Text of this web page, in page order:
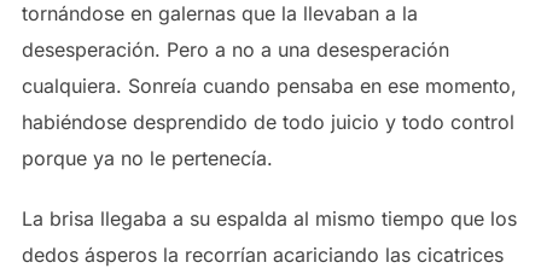
tornándose en galernas que la llevaban a la
desesperación. Pero a no a una desesperación
cualquiera. Sonreía cuando pensaba en ese momento,
habiéndose desprendido de todo juicio y todo control
porque ya no le pertenecía.
La brisa llegaba a su espalda al mismo tiempo que los
dedos ásperos la recorrían acariciando las cicatrices